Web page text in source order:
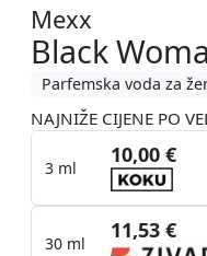
Mexx
Black
Parfemska voda za
NAJNIŽE CIJENE PO
3 ml
10,00 €
30 ml
11,53 €